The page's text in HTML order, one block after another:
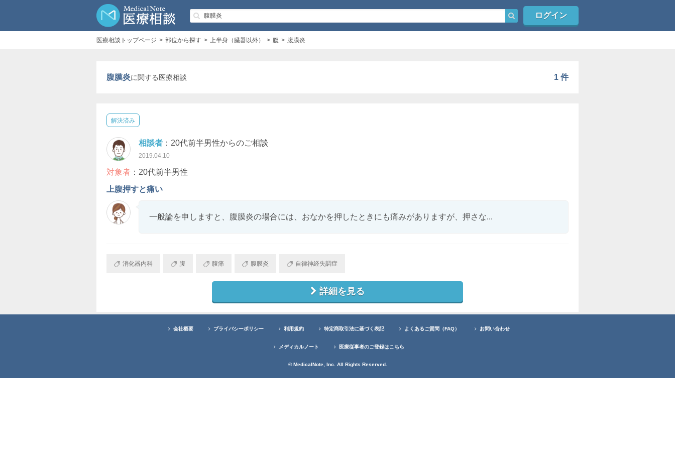
ログイン
医療相談トップページ 部位から探す 上半身（臓器以外） 腹 腹膜炎
腹膜炎に関する医療相談 1 件
解決済み
相談者 ：20代前半男性からのご相談
2019.04.10
対象者 ：20代前半男性
上腹押すと痛い
一般論を申しますと、腹膜炎の場合には、おなかを押したときにも痛みがありますが、押さな...
消化器内科 腹 腹痛 腹膜炎 自律神経失調症
詳細を見る
会社概要 プライバシーポリシー 利用規約 特定商取引法に基づく表記 よくあるご質問（FAQ） お問い合わせ
メディカルノート 医療従事者のご登録はこちら
© MedicalNote, Inc. All Rights Reserved.